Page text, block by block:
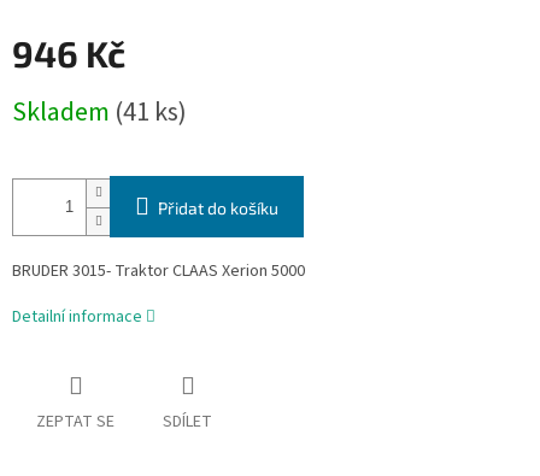
946 Kč
cena:
Skladem (41 ks)
Přidat do košíku
BRUDER 3015- Traktor CLAAS Xerion 5000
Detailní informace
ZEPTAT SE SDÍLET